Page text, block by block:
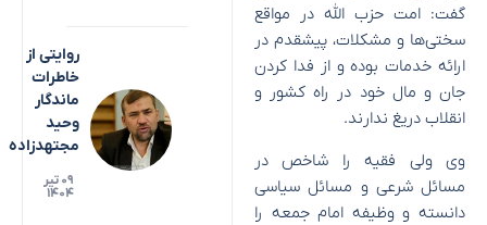
گفت: امت حزب الله در مواقع
سختی‌ها و مشکلات، پیشقدم در
ارائه خدمات بوده و از فدا کردن
جان و مال خود در راه کشور و
انقلاب دریغ ندارند.
وی ولی فقیه را شاخص در
مسائل شرعی و مسائل سیاسی
دانسته و وظیفه امام جمعه را
روایتی از
خاطرات
ماندگار
وحید
مجتهدزاده
۰۹ تیر
۱۴۰۴